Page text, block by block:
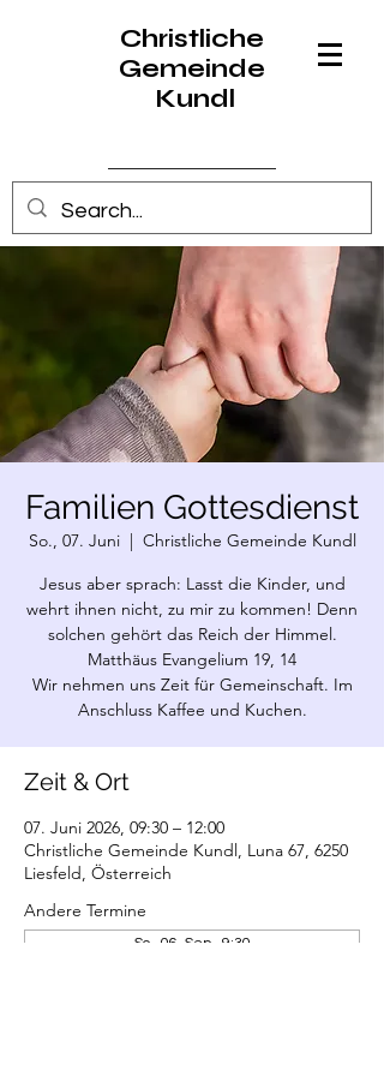
Christliche
Gemeinde
Kundl
Anmelden
Familien Gottesdienst
So., 07. Juni
  |
Christliche Gemeinde Kundl
Jesus aber sprach: Lasst die Kinder, und
wehrt ihnen nicht, zu mir zu kommen! Denn
solchen gehört das Reich der Himmel.
Matthäus Evangelium 19, 14
Wir nehmen uns Zeit für Gemeinschaft. Im
Anschluss Kaffee und Kuchen.
Zeit & Ort
07. Juni 2026, 09:30 – 12:00
Christliche Gemeinde Kundl, Luna 67, 6250
Liesfeld, Österreich
Andere Termine
So., 06. Sep., 9:30